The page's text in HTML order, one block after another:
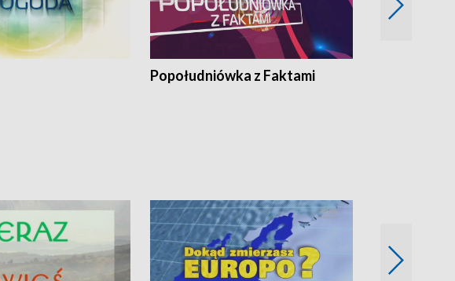
Popołudniówka z Faktami